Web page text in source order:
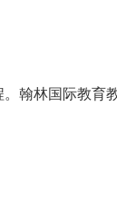
翰林国际教